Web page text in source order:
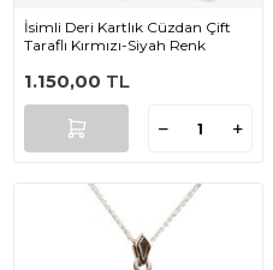
İsimli Deri Kartlık Cüzdan Çift
Taraflı Kırmızı-Siyah Renk
1.150,00 TL